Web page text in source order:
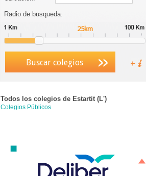
Radio de busqueda:
Buscar colegios
Todos los colegios de Estartit (l')
Colegios Públicos